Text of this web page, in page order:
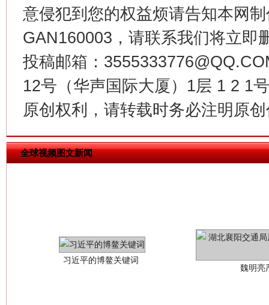
意侵犯到您的权益烦请告知本网
GAN160003，请联系我们将立即
投稿邮箱：
12号（华声国际大厦）1层 1 2 1
原创权利，请转载时务必注明原
全球视频图文新闻
在谋一域中谋全局
今